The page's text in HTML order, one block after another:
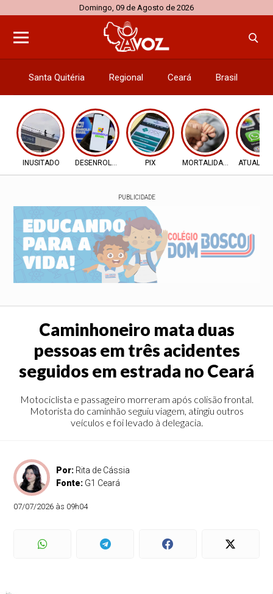
Domingo, 09 de Agosto de 2026
Santa Quitéria Regional Ceará Brasil
INUSITADO DESENROLA 2.0 PIX MORTALIDADE INFANTIL
PUBLICIDADE
Caminhoneiro mata duas
pessoas em três acidentes
seguidos em estrada no Ceará
Motociclista e passageiro morreram após colisão frontal.
Motorista do caminhão seguiu viagem, atingiu outros
veículos e foi levado à delegacia.
Por: Rita de Cássia
Fonte: G1 Ceará
07/07/2026 às 09h04